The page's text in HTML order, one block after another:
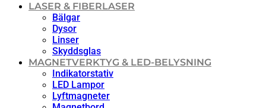
LASER & FIBERLASER
Bälgar
Dysor
Linser
Skyddsglas
MAGNETVERKTYG & LED-BELYSNING
Indikatorstativ
LED Lampor
Lyftmagneter